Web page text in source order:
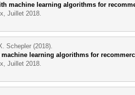
machine learning algorithms for
Juillet 2018.
Schepler (2018).
learning algorithms for
Juillet 2018.